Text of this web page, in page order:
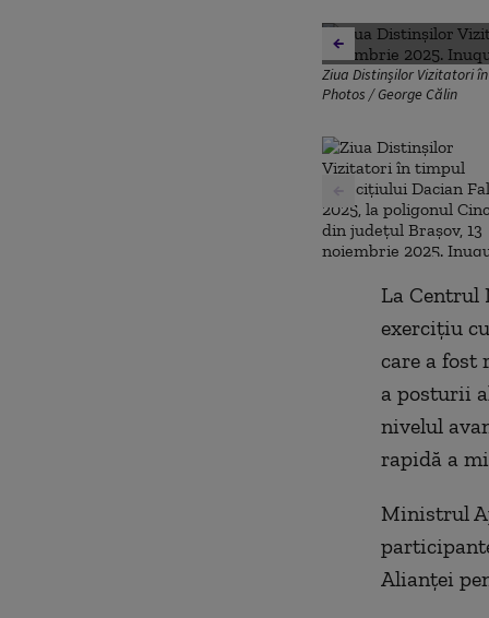
Ziua Distinșilor Vizitatori
Photos / George Călin
La
exerciţiu
care a fost
a posturii
nivelul
rapidă a
Ministrul
Alianţei